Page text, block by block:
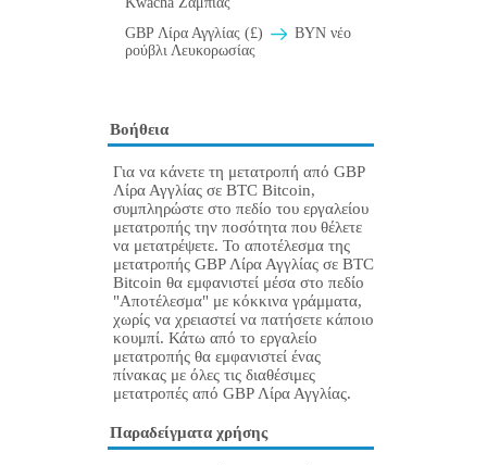
GBP Λίρα Αγγλίας (£)
BYN νέο
ρούβλι Λευκορωσίας
Βοήθεια
Για να κάνετε τη μετατροπή από GBP
Λίρα Αγγλίας σε BTC Bitcoin,
συμπληρώστε στο πεδίο του εργαλείου
μετατροπής την ποσότητα που θέλετε
να μετατρέψετε. Το αποτέλεσμα της
μετατροπής GBP Λίρα Αγγλίας σε BTC
Bitcoin θα εμφανιστεί μέσα στο πεδίο
"Αποτέλεσμα" με κόκκινα γράμματα,
χωρίς να χρειαστεί να πατήσετε κάποιο
κουμπί. Κάτω από το εργαλείο
μετατροπής θα εμφανιστεί ένας
πίνακας με όλες τις διαθέσιμες
μετατροπές από GBP Λίρα Αγγλίας.
Παραδείγματα χρήσης